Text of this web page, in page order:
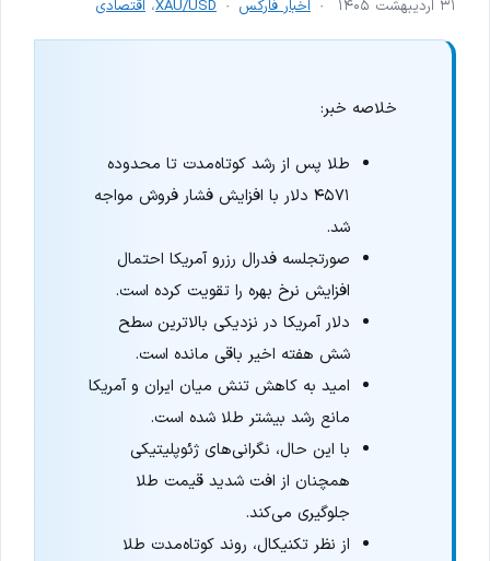
۳۱ اردیبهشت ۱۴۰۵ اخبار فارکس XAU/USD، اقتصادی
خلاصه خبر:
طلا پس از رشد کوتاه‌مدت تا محدوده
۴۵۷۱ دلار با افزایش فشار فروش مواجه
شد.
صورتجلسه فدرال رزرو آمریکا احتمال
افزایش نرخ بهره را تقویت کرده است.
دلار آمریکا در نزدیکی بالاترین سطح
شش هفته اخیر باقی مانده است.
امید به کاهش تنش میان ایران و آمریکا
مانع رشد بیشتر طلا شده است.
با این حال، نگرانی‌های ژئوپلیتیکی
همچنان از افت شدید قیمت طلا
جلوگیری می‌کند.
از نظر تکنیکال، روند کوتاه‌مدت طلا